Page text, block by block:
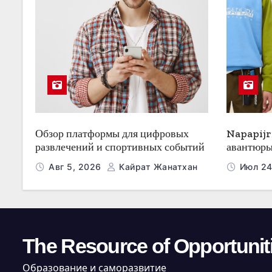
м
Обзор платформы для цифровых
развлечений и спортивных событий
Авг 5, 2026 Кайрат Жанатхан Июл
The Resource of
Образование и саморазвитие